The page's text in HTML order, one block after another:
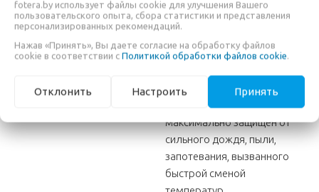
Относительная яркость
(светосила)
18.5
146x52x122 мм
Защита от влаги 6 класс JIS:
максимально защищен от
сильного дождя, пыли,
запотевания, вызванного
быстрой сменой
fotera.by использует файлы cookie для улучшения Вашего
пользовательского опыта, сбора статистики и представления
персонализированных рекомендаций.
Нажав «Принять», Вы даете согласие на обработку файлов
cookie в соответствии с Политикой обработки файлов cookie.
Отклонить Настроить Принять